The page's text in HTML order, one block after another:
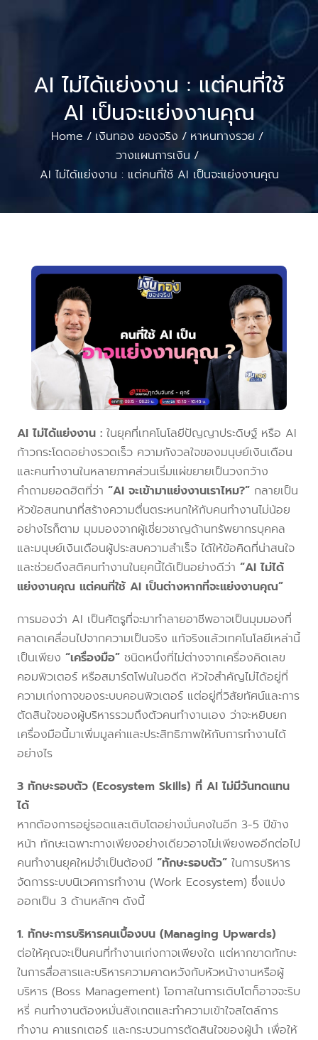
AI ไม่ได้แย่งงาน : แต่คนที่ใช้
AI เป็นจะแย่งงานคุณ
Home / เงินทอง ของจริง / หาหนทางรวย /
วางแผนการเงิน /
AI ไม่ได้แย่งงาน : แต่คนที่ใช้ AI เป็นจะแย่งงานคุณ
AI ไม่ได้แย่งงาน : ในยุคที่เทคโนโลยีปัญญาประดิษฐ์ หรือ AI
ก้าวกระโดดอย่างรวดเร็ว ความกังวลใจของมนุษย์เงินเดือน
และคนทำงานในหลายภาคส่วนเริ่มแผ่ขยายเป็นวงกว้าง
คำถามยอดฮิตที่ว่า “AI จะเข้ามาแย่งงานเราไหม?” กลายเป็น
หัวข้อสนทนาที่สร้างความตื่นตระหนกให้กับคนทำงานไม่น้อย
อย่างไรก็ตาม มุมมองจากผู้เชี่ยวชาญด้านทรัพยากรบุคคล
และมนุษย์เงินเดือนผู้ประสบความสำเร็จ ได้ให้ข้อคิดที่น่าสนใจ
และช่วยดึงสติคนทำงานในยุคนี้ได้เป็นอย่างดีว่า “AI ไม่ได้
แย่งงานคุณ แต่คนที่ใช้ AI เป็นต่างหากที่จะแย่งงานคุณ”
การมองว่า AI เป็นศัตรูที่จะมาทำลายอาชีพอาจเป็นมุมมองที่
คลาดเคลื่อนไปจากความเป็นจริง แท้จริงแล้วเทคโนโลยีเหล่านี้
เป็นเพียง “เครื่องมือ” ชนิดหนึ่งที่ไม่ต่างจากเครื่องคิดเลข
คอมพิวเตอร์ หรือสมาร์ตโฟนในอดีต หัวใจสำคัญไม่ได้อยู่ที่
ความเก่งกาจของระบบคอนพิวเตอร์ แต่อยู่ที่วิสัยทัศน์และการ
ตัดสินใจของผู้บริหารรวมถึงตัวคนทำงานเอง ว่าจะหยิบยก
เครื่องมือนี้มาเพิ่มมูลค่าและประสิทธิภาพให้กับการทำงานได้
อย่างไร
3 ทักษะรอบตัว (Ecosystem Skills) ที่ AI ไม่มีวันทดแทน
ได้
หากต้องการอยู่รอดและเติบโตอย่างมั่นคงในอีก 3-5 ปีข้าง
หน้า ทักษะเฉพาะทางเพียงอย่างเดียวอาจไม่เพียงพออีกต่อไป
คนทำงานยุคใหม่จำเป็นต้องมี “ทักษะรอบตัว” ในการบริหาร
จัดการระบบนิเวศการทำงาน (Work Ecosystem) ซึ่งแบ่ง
ออกเป็น 3 ด้านหลักๆ ดังนี้
1. ทักษะการบริหารคนเบื้องบน (Managing Upwards)
ต่อให้คุณจะเป็นคนที่ทำงานเก่งกาจเพียงใด แต่หากขาดทักษะ
ในการสื่อสารและบริหารความคาดหวังกับหัวหน้างานหรือผู้
บริหาร (Boss Management) โอกาสในการเติบโตก็อาจจะริบ
หรี่ คนทำงานต้องหมั่นสังเกตและทำความเข้าใจสไตล์การ
ทำงาน คาแรกเตอร์ และกระบวนการตัดสินใจของผู้นำ เพื่อให้